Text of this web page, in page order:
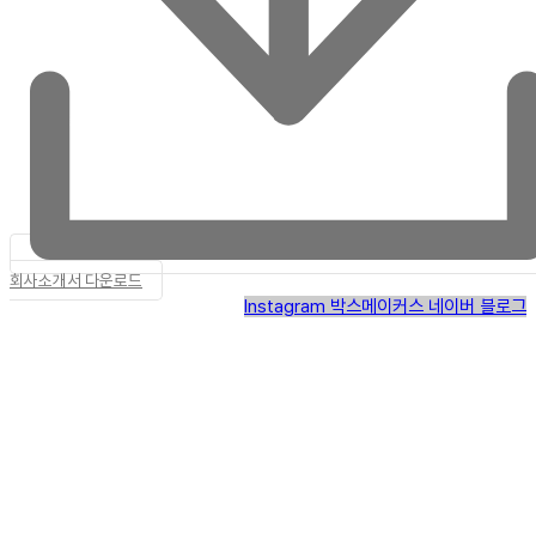
회사소개서 다운로드
Instagram 박스메이커스 네이버 블로그